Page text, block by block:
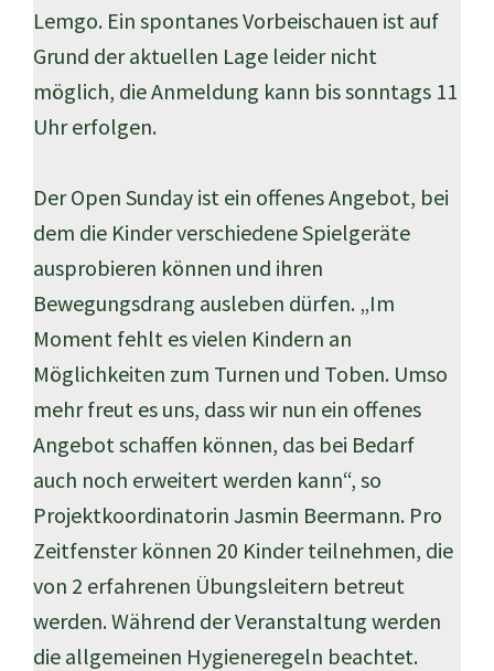
Lemgo. Ein spontanes Vorbeischauen ist auf
Grund der aktuellen Lage leider nicht
möglich, die Anmeldung kann bis sonntags 11
Uhr erfolgen.
Der Open Sunday ist ein offenes Angebot, bei
dem die Kinder verschiedene Spielgeräte
ausprobieren können und ihren
Bewegungsdrang ausleben dürfen. „Im
Moment fehlt es vielen Kindern an
Möglichkeiten zum Turnen und Toben. Umso
mehr freut es uns, dass wir nun ein offenes
Angebot schaffen können, das bei Bedarf
auch noch erweitert werden kann“, so
Projektkoordinatorin Jasmin Beermann. Pro
Zeitfenster können 20 Kinder teilnehmen, die
von 2 erfahrenen Übungsleitern betreut
werden. Während der Veranstaltung werden
die allgemeinen Hygieneregeln beachtet.